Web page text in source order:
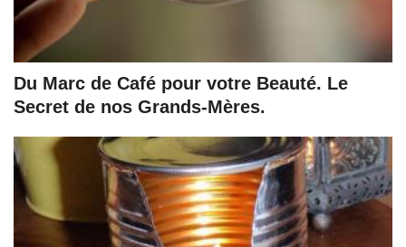
Du Marc de Café pour votre Beauté. Le
Secret de nos Grands-Mères.